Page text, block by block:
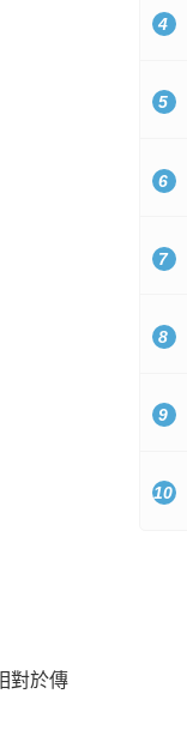
對於傳
4
5
6
7
8
9
10